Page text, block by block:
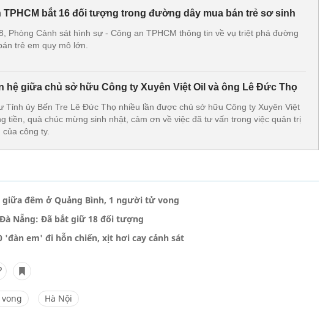
TPHCM bắt 16 đối tượng trong đường dây mua bán trẻ sơ sinh
Phòng Cảnh sát hình sự - Công an TPHCM thông tin về vụ triệt phá đường
trẻ em quy mô lớn.
hệ giữa chủ sở hữu Công ty Xuyên Việt Oil và ông Lê Đức Thọ
Tỉnh ủy Bến Tre Lê Đức Thọ nhiều lần được chủ sở hữu Công ty Xuyên Việt
tiền, quà chúc mừng sinh nhật, cảm ơn về việc đã tư vấn trong việc quản trị
công ty.
đêm ở Quảng Bình, 1 người tử vong
Nẵng: Đã bắt giữ 18 đối tượng
'đàn em' đi hỗn chiến, xịt hơi cay cảnh sát
Hà Nội